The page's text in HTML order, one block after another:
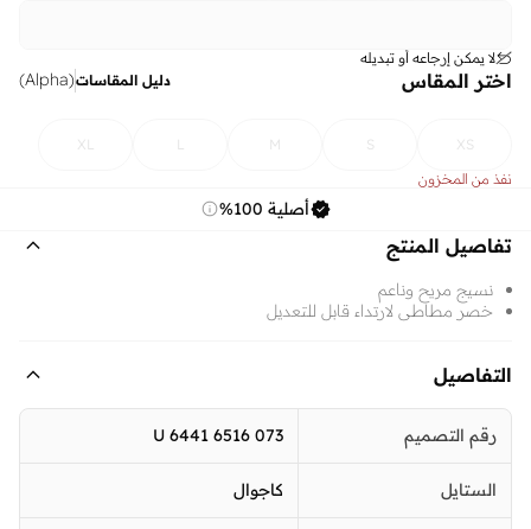
لا يمكن إرجاعه أو تبديله
اختر المقاس دليل المقاسات(
Alpha
)
XS
S
M
L
XL
نفذ من المخزون
أصلية 100%
تفاصيل المنتج
نسيج مريح وناعم
خصر مطاطي لارتداء قابل للتعديل
التفاصيل
رقم التصميم U 6441 6516 073
الستايل كاجوال